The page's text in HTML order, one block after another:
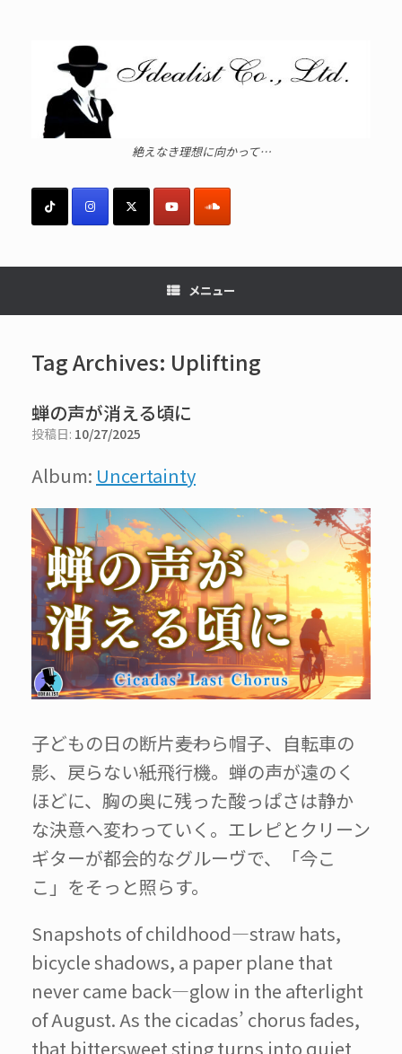
絶えなき理想に向かって…
メニュー
Tag Archives: Uplifting
蝉の声が消える頃に
投稿日: 10/27/2025
Album: Uncertainty
子どもの日の断片――麦わら帽子、自転車の
影、戻らない紙飛行機。蝉の声が遠のく
ほどに、胸の奥に残った酸っぱさは静か
な決意へ変わっていく。エレピとクリーン
ギターが都会的なグルーヴで、「今こ
こ」をそっと照らす。
Snapshots of childhood—straw hats,
bicycle shadows, a paper plane that
never came back—glow in the afterlight
of August. As the cicadas’ chorus fades,
that bittersweet sting turns into quiet